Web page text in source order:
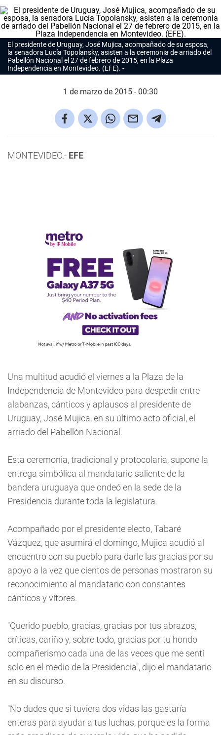
El presidente de Uruguay, José Mujica, acompañado de su esposa,
la senadora Lucía Topolansky, asisten a la ceremonia de arriado del
Pabellón Nacional el 27 de febrero de 2015, en la Plaza
Independencia en Montevideo. (EFE).
1 de marzo de 2015 - 00:30
MONTEVIDEO.- EFE
Una multitud acudió el viernes a la Plaza de la
Independencia de Montevideo para despedir entre
alabanzas, cánticos y aplausos al presidente de
Uruguay, José Mujica, en su último acto oficial, el
arriado del Pabellón Nacional.
Esta ceremonia, tradicional y protocolaria, supone la
entrega simbólica al mandatario saliente de la
bandera uruguaya que ondeó en la sede de la
Presidencia durante toda la legislatura.
Acompañado por el presidente electo, Tabaré
Vázquez, que asumirá el domingo, Mujica acudió al
encuentro con su pueblo para darle las gracias por su
apoyo a la vez que cientos de personas mostraron su
reconocimiento al mandatario con constantes
cánticos y vítores.
"Querido pueblo, gracias, gracias por tus abrazos,
críticas, cariño y, sobre todo, gracias por tu hondo
compañerismo cada una de las veces que me sentí
solo en el medio de la Presidencia", dijo el mandatario
en su discurso.
"No dudes que si tuviera dos vidas las gastaría
enteras para ayudar a tus luchas, porque es la forma